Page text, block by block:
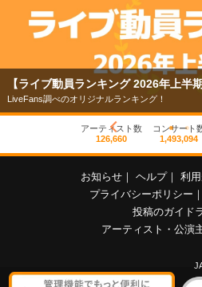
【ライブ動員ランキング 2026年上半期
LiveFans調べのオリジナルランキング！
アーティスト数
126,660
コンサート
1,493,094
お知らせ ヘルプ 利
プライバシーポリシー
投稿のガイド
アーティスト・公演